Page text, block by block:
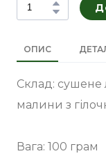
ОПИС
Склад: сушене
малини з
Вага: 100 грам